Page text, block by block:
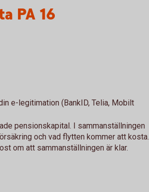
PA 16
e-legitimation (BankID, Telia, Mobilt
pensionskapital. I sammanställningen
och vad flytten kommer att kosta.
om att sammanställningen är klar.